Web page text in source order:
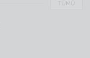
TÜMÜ